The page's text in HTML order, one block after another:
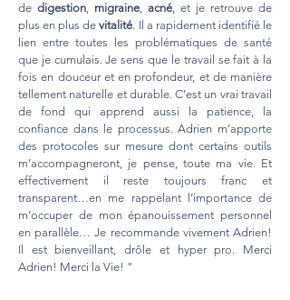
de digestion, migraine, acné, et je retrouve de
plus en plus devitalité. Il a rapidement identifié le
lien entre toutes les problématiques de santé
que je cumulais. Je sens que le travail se fait à la
fois en douceur et en profondeur, et de manière
tellement naturelle et durable. C’est un vrai travail
de fond qui apprend aussi la patience, la
confiance dans le processus. Adrien m’apporte
des protocoles sur mesure dont certains outils
m’accompagneront, je pense, toute ma vie. Et
effectivement il reste toujours franc et
transparent…en me rappelant l’importance de
m’occuper de mon épanouissement personnel
en parallèle… Je recommande vivement Adrien!
Il est bienveillant, drôle et hyper pro. Merci
Adrien! Merci la Vie! "